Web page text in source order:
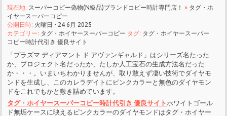
現在地: スーパーコピー偽物(N級品)ブランドコピー時計専門店！ » タグ・ホ
イヤースーパーコピー
公開日時: 火曜日 - 24 6月 2025
カテゴリー: タグ・ホイヤースーパーコピー タグ: タグ・ホイヤースーパー
コピー時計代引き 優良サイト
「プラズマ ディアマント ド アヴァンギャルド」はシリーズ名たった
か、プロジェクト名だったか、たしか人工宝石の生成方法名だった
か・・・。いまいちわかりませんが、取り敢えず凄い技術でダイヤモ
ンドを生成し、このカレラデイトにピンクカラーと無色のダイヤモン
ドをこれでもかと敷き詰めています。
タグ・ホイヤースーパーコピー時計代引き 優良サイト ホワイトゴール
ド無垢ケースに映えるピンクカラーのダイヤモンドはタグ・ホイヤー